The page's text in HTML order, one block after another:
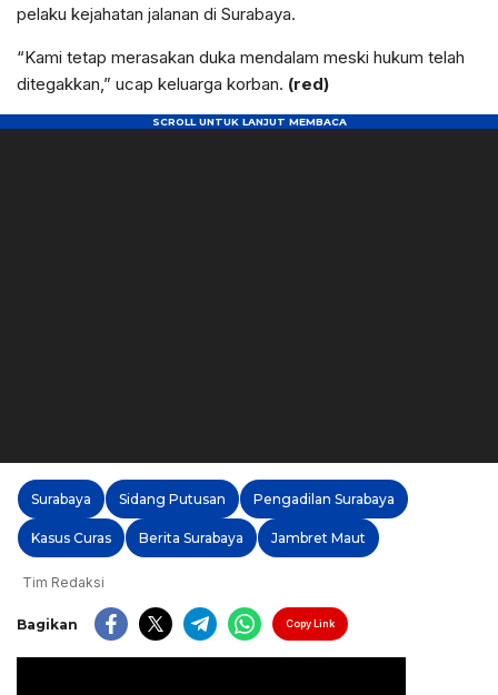
pelaku kejahatan jalanan di Surabaya.
“Kami tetap merasakan duka mendalam meski hukum telah
ditegakkan,” ucap keluarga korban. (red)
Surabaya Sidang Putusan Pengadilan Surabaya
Kasus Curas Berita Surabaya Jambret Maut
Tim Redaksi
Bagikan Copy Link